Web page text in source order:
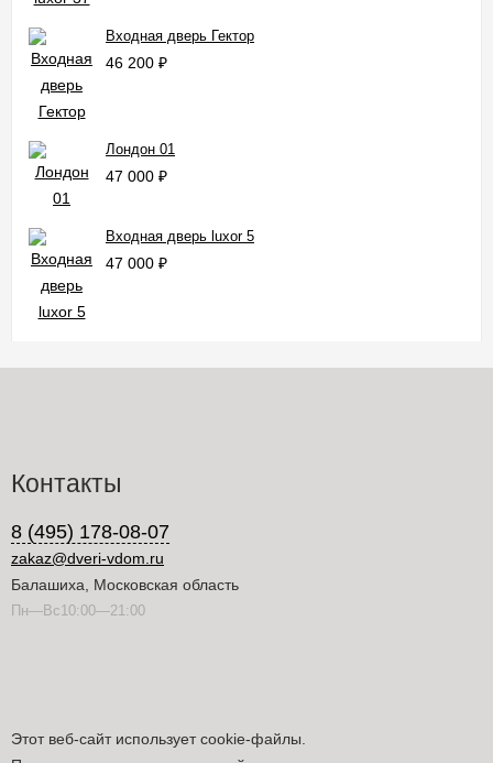
Входная дверь Гектор
46 200 ₽
Лондон 01
47 000 ₽
Входная дверь luxor 5
47 000 ₽
Контакты
8 (495) 178-08-07
zakaz@dveri-vdom.ru
Балашиха, Московская область
Пн—Вс10:00—21:00
Этот веб-сайт использует cookie-файлы.